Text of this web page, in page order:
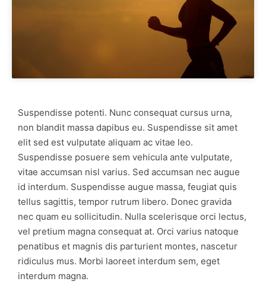
Suspendisse potenti. Nunc consequat cursus urna,
non blandit massa dapibus eu. Suspendisse sit amet
elit sed est vulputate aliquam ac vitae leo.
Suspendisse posuere sem vehicula ante vulputate,
vitae accumsan nisl varius. Sed accumsan nec augue
id interdum. Suspendisse augue massa, feugiat quis
tellus sagittis, tempor rutrum libero. Donec gravida
nec quam eu sollicitudin. Nulla scelerisque orci lectus,
vel pretium magna consequat at. Orci varius natoque
penatibus et magnis dis parturient montes, nascetur
ridiculus mus. Morbi laoreet interdum sem, eget
interdum magna.